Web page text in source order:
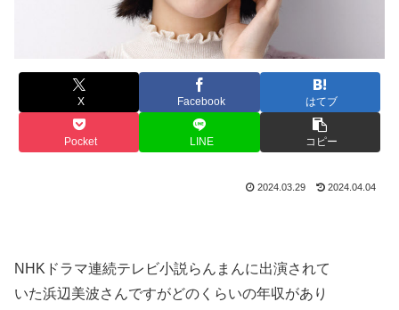
X Facebook はてブ
Pocket LINE コピー
2024.03.29 2024.04.04
NHKドラマ連続テレビ小説らんまんに出演されて
いた浜辺美波さんですがどのくらいの年収があり